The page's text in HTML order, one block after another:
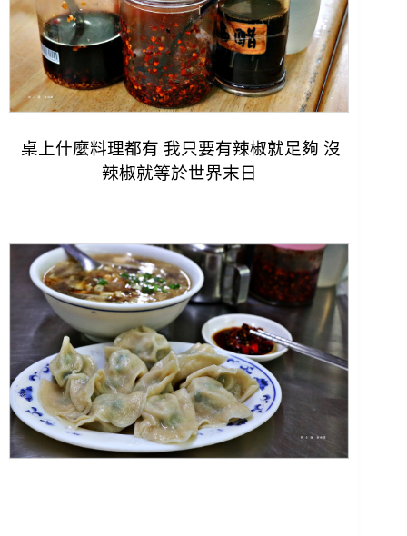
桌上什麼料理都有 我只要有辣椒就足夠 沒
辣椒就等於世界末日